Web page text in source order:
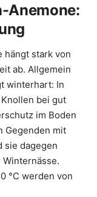
Anemone:
hängt stark von
ab. Allgemein
winterhart: In
bei gut
im Boden
Gegenden mit
sie dagegen
°C werden von